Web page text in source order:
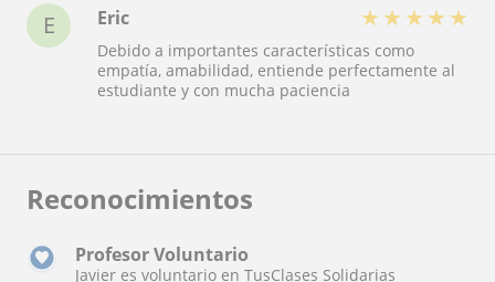
E Eric ★ ★ ★ ★ ★
Debido a importantes características como
empatía, amabilidad, entiende perfectamente al
estudiante y con mucha paciencia
Reconocimientos
Profesor Voluntario
Javier es voluntario en TusClases Solidarias